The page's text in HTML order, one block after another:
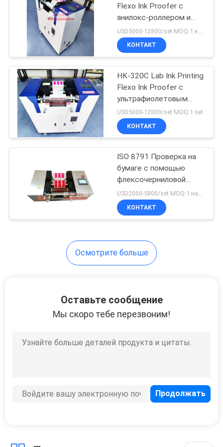
Flexo Ink Proofer с
анилокс-роллером и
онлайн-
ультрафиолетовым
сушилкой
КОНТАКТ
HK-320C Lab Ink Printing
Flexo Ink Proofer с
ультрафиолетовым
сушилкой и
охладителем
USD5000-12800/set MOQ:1 set
КОНТАКТ
ISO 8791 Проверка на
бумаге с помощью
флексочерниловой
машины
USD2000-5800/set MOQ:1 набор
КОНТАКТ
Осмотрите больше
Оставьте сообщение
Мы скоро тебе перезвоним!